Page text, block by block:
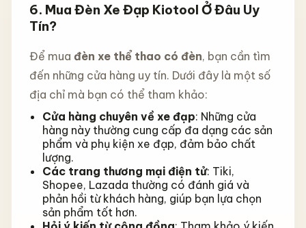
6. Mua Đèn Xe Đạp Kiotool Ở Đâu Uy
Tín?
Để mua đèn xe thể thao có đèn, bạn cần tìm
đến những cửa hàng uy tín. Dưới đây là một số
địa chỉ mà bạn có thể tham khảo:
Cửa hàng chuyên về xe đạp: Những cửa
hàng này thường cung cấp đa dạng các sản
phẩm và phụ kiện xe đạp, đảm bảo chất
lượng.
Các trang thương mại điện tử: Tiki,
Shopee, Lazada thường có đánh giá và
phản hồi từ khách hàng, giúp bạn lựa chọn
sản phẩm tốt hơn.